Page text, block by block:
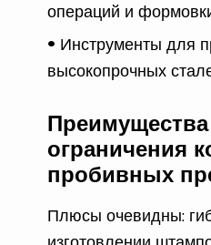
операций и
Инструменты для
высокопрочных
ограничения
пробивных
Плюсы очевидны: